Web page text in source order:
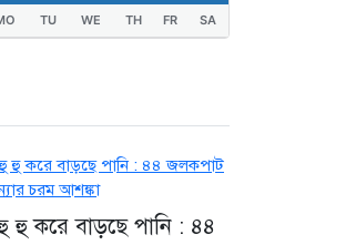
TU WE TH FR SA
হু হু করে বাড়ছে পানি : ৪৪